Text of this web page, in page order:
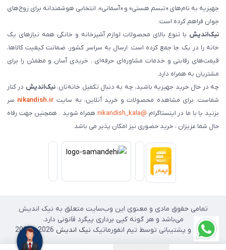
جهیزیه به نام‌های «تبسم هستی» و «آسمانی»، انتخابی هوشمندانه برای زوج‌های
جوان فراهم کرده است.
نیک‌اندیش با تنوع بالای محصولات لوازم آشپزخانه و خانگی همه نیازهای یک
خانه را در یک جا جمع کرده است. ارسال به سراسر کشور، ضمانت کیفیت کالاها،
قیمت‌های رقابتی و خدمات مشاوره‌ای حرفه‌ای ، خریدی آسان و مطمئن را برای
مشتریان به همراه دارد.
چه در حال خرید جهیزیه باشید، چه به دنبال تکمیل خانه‌تان،نیک‌اندیش در کنار
شماست. برای مشاهده محصولات و خرید آنلاین، به سایت nikandish.ir سر
بزنید یا با ما در اینستاگرام @nikandish_kala
همراه شوید . همچنین جهت رفاه
حال شما عزیزان ، خرید حضوری نیز امکان پذیر می باشد.
تمامی حقوق مادی و معنوی این وب‌سایت متعلق به نیک اندیش
می‌باشد و هر گونه کپی برداری پیگرد قانونی دارد.
طراحی و پشتیبانی توسط تیم انفورماتیک نیک اندیش 2026 - 2025